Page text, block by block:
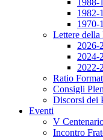
1988-
1982-
1970-
Lettere della
2026-
2024-
2022-
Ratio
Consigli
Discorsi dei
Eventi
V
Incontro